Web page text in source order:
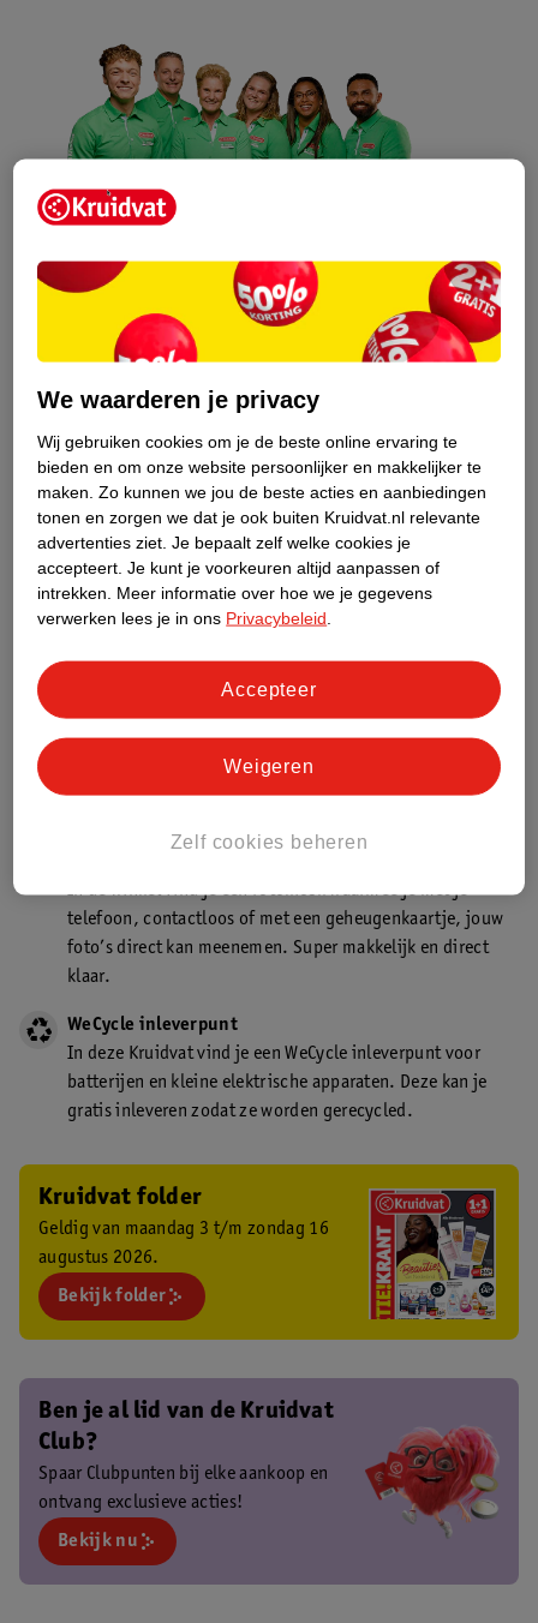
Kruidvat is een erkend specialist in
zelfzorg, ook online. Wat je
gezondheidsvraag ook is, stel hem aan
Stel je gezondheidsvraag
Ook in deze winkel
Kruidvat.nl ophaalpunt
Laat je bestelling snel en gemakkelijk bezorgen in de
Kruidvat is een gecertificeerd drogist. Dit betekent dat je
In de winkel vind je een fotokiosk waarmee je met je
telefoon, contactloos of met een geheugenkaartje, jouw
foto’s direct kan meenemen. Super makkelijk en direct
klaar.
WeCycle inleverpunt
In deze Kruidvat vind je een WeCycle inleverpunt voor
batterijen en kleine elektrische apparaten. Deze kan je
gratis inleveren zodat ze worden gerecycled.
Kruidvat folder
Geldig van maandag 3 t/m zondag 16
augustus 2026.
Bekijk folder
Ben je al lid van de Kruidvat
Club?
Spaar Clubpunten bij elke aankoop en
ontvang exclusieve acties!
Bekijk nu
We waarderen je privacy
Wij gebruiken cookies om je de beste online ervaring te
bieden en om onze website persoonlijker en makkelijker te
maken. Zo kunnen we jou de beste acties en aanbiedingen
tonen en zorgen we dat je ook buiten Kruidvat.nl relevante
advertenties ziet. Je bepaalt zelf welke cookies je
accepteert. Je kunt je voorkeuren altijd aanpassen of
intrekken.
Meer informatie over hoe we je gegevens
verwerken lees je in ons Privacybeleid
Zelf cookies beheren
Weigeren
Accepteer